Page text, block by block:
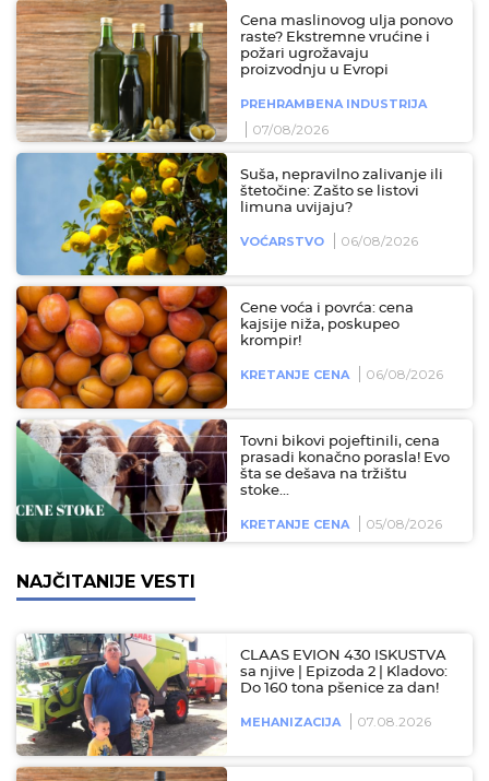
Cena maslinovog ulja ponovo
raste? Ekstremne vrućine i
požari ugrožavaju
proizvodnju u Evropi
PREHRAMBENA INDUSTRIJA
07/08/2026
Suša, nepravilno zalivanje ili
štetočine: Zašto se listovi
limuna uvijaju?
VOĆARSTVO 06/08/2026
Cene voća i povrća: cena
kajsije niža, poskupeo
krompir!
KRETANJE CENA 06/08/2026
Tovni bikovi pojeftinili, cena
prasadi konačno porasla! Evo
šta se dešava na tržištu
stoke...
KRETANJE CENA 05/08/2026
NAJČITANIJE VESTI
CLAAS EVION 430 ISKUSTVA
sa njive | Epizoda 2 | Kladovo:
Do 160 tona pšenice za dan!
MEHANIZACIJA 07.08.2026